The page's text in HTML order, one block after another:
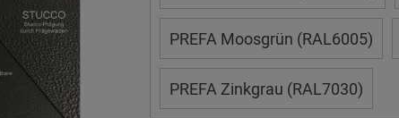
PREFA Moosgrün (RAL6005)
PREFA Zinkgrau (RAL7030)